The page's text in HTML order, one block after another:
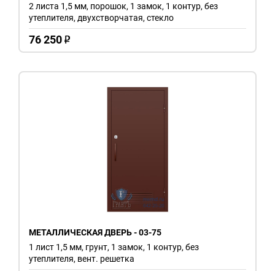
76 250 o
2 листа 1,5 мм, порошок, 1 замок, 1 контур, без
утеплителя, двухстворчатая, стекло
МЕТАЛЛИЧЕСКАЯ ДВЕРЬ - 03-75
1 лист 1,5 мм, грунт, 1 замок, 1 контур, без
утеплителя, вент. решетка